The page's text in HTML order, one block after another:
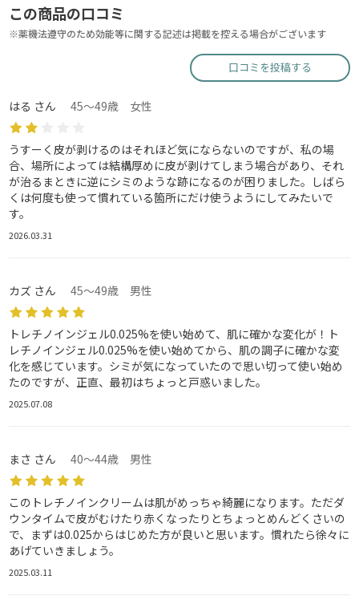
この商品の口コミ
※薬機法遵守のため効能等に関する記述は掲載を控える場合がございます
口コミを投稿する
はる さん 45～49歳 女性
うすーく皮が剥けるのはそれほど気にならないのですが、私の場
合、場所によっては結構厚めに皮が剥けてしまう場合があり、それ
が治るまときに逆にシミのような跡になるのが困りました。しばら
くは何度も使って慣れている箇所にだけ使うようにしてみたいで
す。
2026.03.31
カズ さん 45～49歳 男性
トレチノインジェル0.025%を使い始めて、肌に確かな変化が！ト
レチノインジェル0.025%を使い始めてから、肌の調子に確かな変
化を感じています。シミが気になっていたので思い切って使い始め
たのですが、正直、最初はちょっと戸惑いました。
2025.07.08
まさ さん 40～44歳 男性
このトレチノインクリームは肌がめっちゃ綺麗になります。ただダ
ウンタイムで皮がむけたり赤くなったりとちょっとめんどくさいの
で、まずは0.025からはじめた方が良いと思います。慣れたら徐々に
あげていきましょう。
2025.03.11